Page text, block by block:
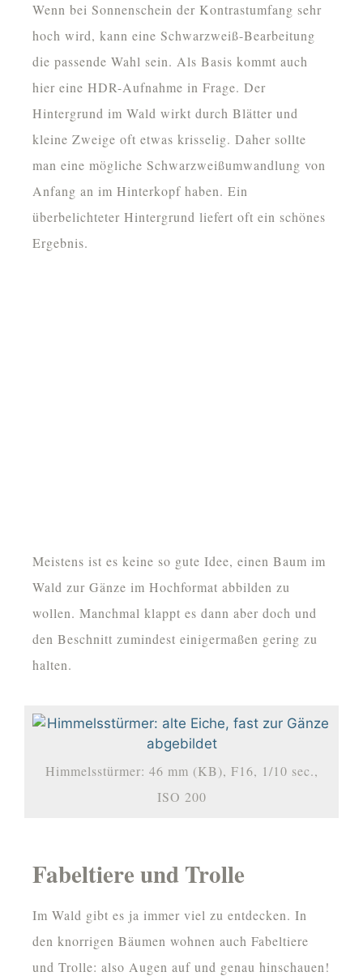
Wenn bei Sonnenschein der Kontrastumfang sehr
hoch wird, kann eine Schwarzweiß-Bearbeitung
die passende Wahl sein. Als Basis kommt auch
hier eine HDR-Aufnahme in Frage. Der
Hintergrund im Wald wirkt durch Blätter und
kleine Zweige oft etwas krisselig. Daher sollte
man eine mögliche Schwarzweißumwandlung von
Anfang an im Hinterkopf haben. Ein
überbelichteter Hintergrund liefert oft ein schönes
Ergebnis.
Meistens ist es keine so gute Idee, einen Baum im
Wald zur Gänze im Hochformat abbilden zu
wollen. Manchmal klappt es dann aber doch und
den Beschnitt zumindest einigermaßen gering zu
halten.
Himmelsstürmer: 46 mm (KB), F16, 1/10 sec.,
ISO 200
Fabeltiere und Trolle
Im Wald gibt es ja immer viel zu entdecken. In
den knorrigen Bäumen wohnen auch Fabeltiere
und Trolle: also Augen auf und genau hinschauen!